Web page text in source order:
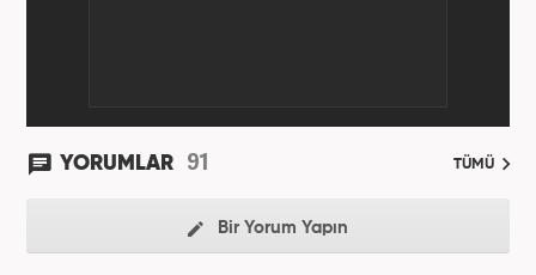
YORUMLAR 91 TÜMÜ
Bir Yorum Yapın